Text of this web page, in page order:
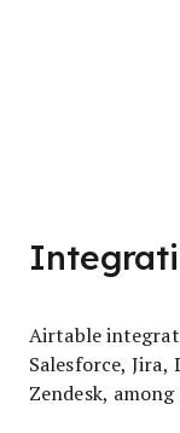
Airtable
Salesforce, Jira,
Zendesk,